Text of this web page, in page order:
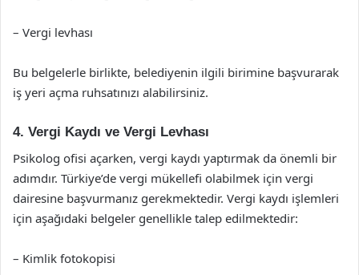
– Vergi levhası
Bu belgelerle birlikte, belediyenin ilgili birimine başvurarak
iş yeri açma ruhsatınızı alabilirsiniz.
4. Vergi Kaydı ve Vergi Levhası
Psikolog ofisi açarken, vergi kaydı yaptırmak da önemli bir
adımdır. Türkiye’de vergi mükellefi olabilmek için vergi
dairesine başvurmanız gerekmektedir. Vergi kaydı işlemleri
için aşağıdaki belgeler genellikle talep edilmektedir:
– Kimlik fotokopisi